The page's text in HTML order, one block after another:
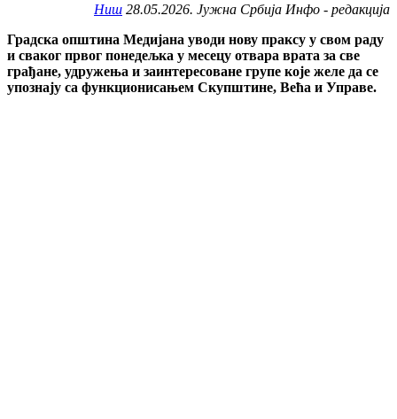
Ниш 28.05.2026. Јужна Србија Инфо - редакција
Градска општина Медијана уводи нову праксу у свом раду
и сваког првог понедељка у месецу отвара врата за све
грађане, удружења и заинтересоване групе које желе да се
упознају са функционисањем Скупштине, Већа и Управе.